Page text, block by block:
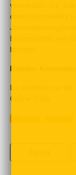
verwandeln Sie
damit auch heikle
Lebensmittel, wie
bringen.
Händler-Kommentar
Es erschien mir als
Online Shop